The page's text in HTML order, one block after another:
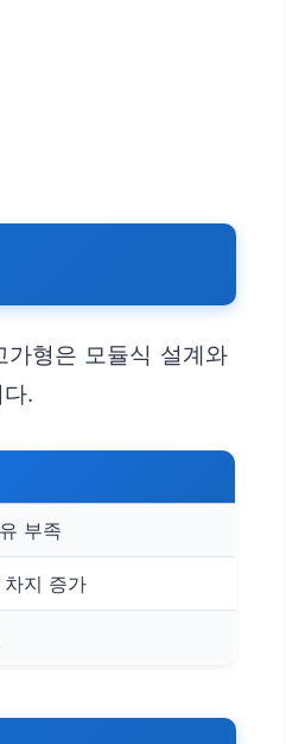
형은 모듈식 설계와
.
부족
지 증가